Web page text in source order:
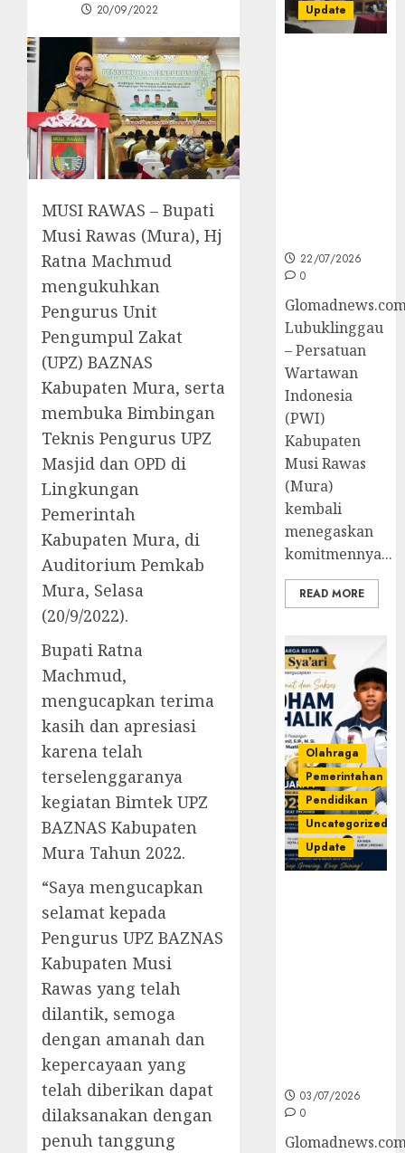
20/09/2022
MUSI RAWAS – Bupati
Musi Rawas (Mura), Hj
Ratna Machmud
mengukuhkan
Pengurus Unit
Pengumpul Zakat
(UPZ) BAZNAS
Kabupaten Mura, serta
membuka Bimbingan
Teknis Pengurus UPZ
Masjid dan OPD di
Lingkungan
Pemerintah
Kabupaten Mura, di
Auditorium Pemkab
Mura, Selasa
(20/9/2022).
Bupati Ratna
Machmud,
mengucapkan terima
kasih dan apresiasi
karena telah
terselenggaranya
kegiatan Bimtek UPZ
BAZNAS Kabupaten
Mura Tahun 2022.
“Saya mengucapkan
selamat kepada
Pengurus UPZ BAZNAS
Kabupaten Musi
Rawas yang telah
dilantik, semoga
dengan amanah dan
kepercayaan yang
telah diberikan dapat
dilaksanakan dengan
penuh tanggung
Update
22/07/2026
0
Lubuklinggau
– Persatuan
Wartawan
Indonesia
(PWI)
Kabupaten
Musi Rawas
(Mura)
kembali
menegaskan
komitmennya...
READ MORE
Olahraga
Pemerintahan
Pendidikan
Uncategorized
Update
03/07/2026
0